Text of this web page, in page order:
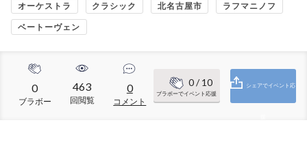
オーケストラ クラシック 北名古屋市 ラフマニノフ
ベートーヴェン
0
ブラボー
463
回閲覧
0
コメント
0/ 10
ブラボーでイベント応援
シェアでイベント応